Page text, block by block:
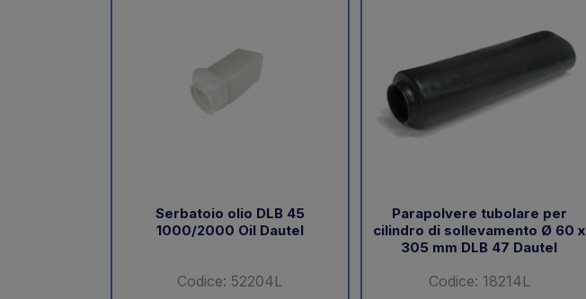
Serbatoio olio DLB 45
1000/2000 Oil Dautel
Codice: 52204L
Parapolvere tubolare per
cilindro di sollevamento Ø 60 x
305 mm DLB 47 Dautel
Codice: 18214L